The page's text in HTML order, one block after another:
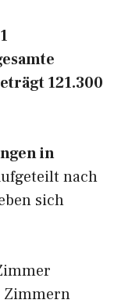
121.300
in
nach
sich
Zimmern